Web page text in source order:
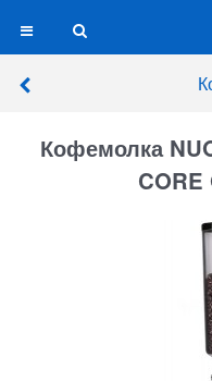
Кофемолка
CORE